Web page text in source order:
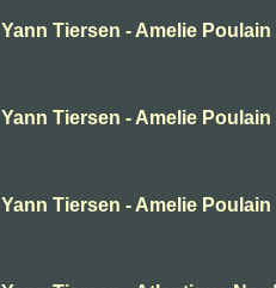
Yann Tiersen - Amelie Poulain
Yann Tiersen - Amelie Poulain
Yann Tiersen - Amelie Poulain